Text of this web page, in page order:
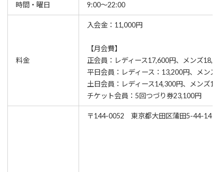
時間・曜日 9:00～22:00
料金
入会金：11,000円
【月会費】
正会員：レディース17,600円、メンズ
平日会員：レディース：13,200円、メンズ
土日会員：レディース14,300円、メンズ
チケット会員：5回つづり券23,100円
〒144-0052 東京都大田区蒲田5-44-14